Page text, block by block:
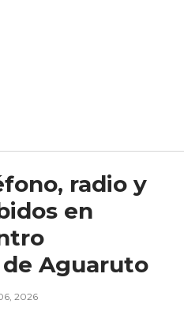
radio y
en
Aguaruto
2026